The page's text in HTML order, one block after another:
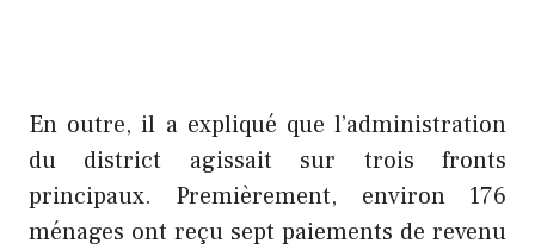
En outre, il a expliqué que l’administration
du district agissait sur trois fronts
principaux. Premièrement, environ 176
ménages ont reçu sept paiements de revenu